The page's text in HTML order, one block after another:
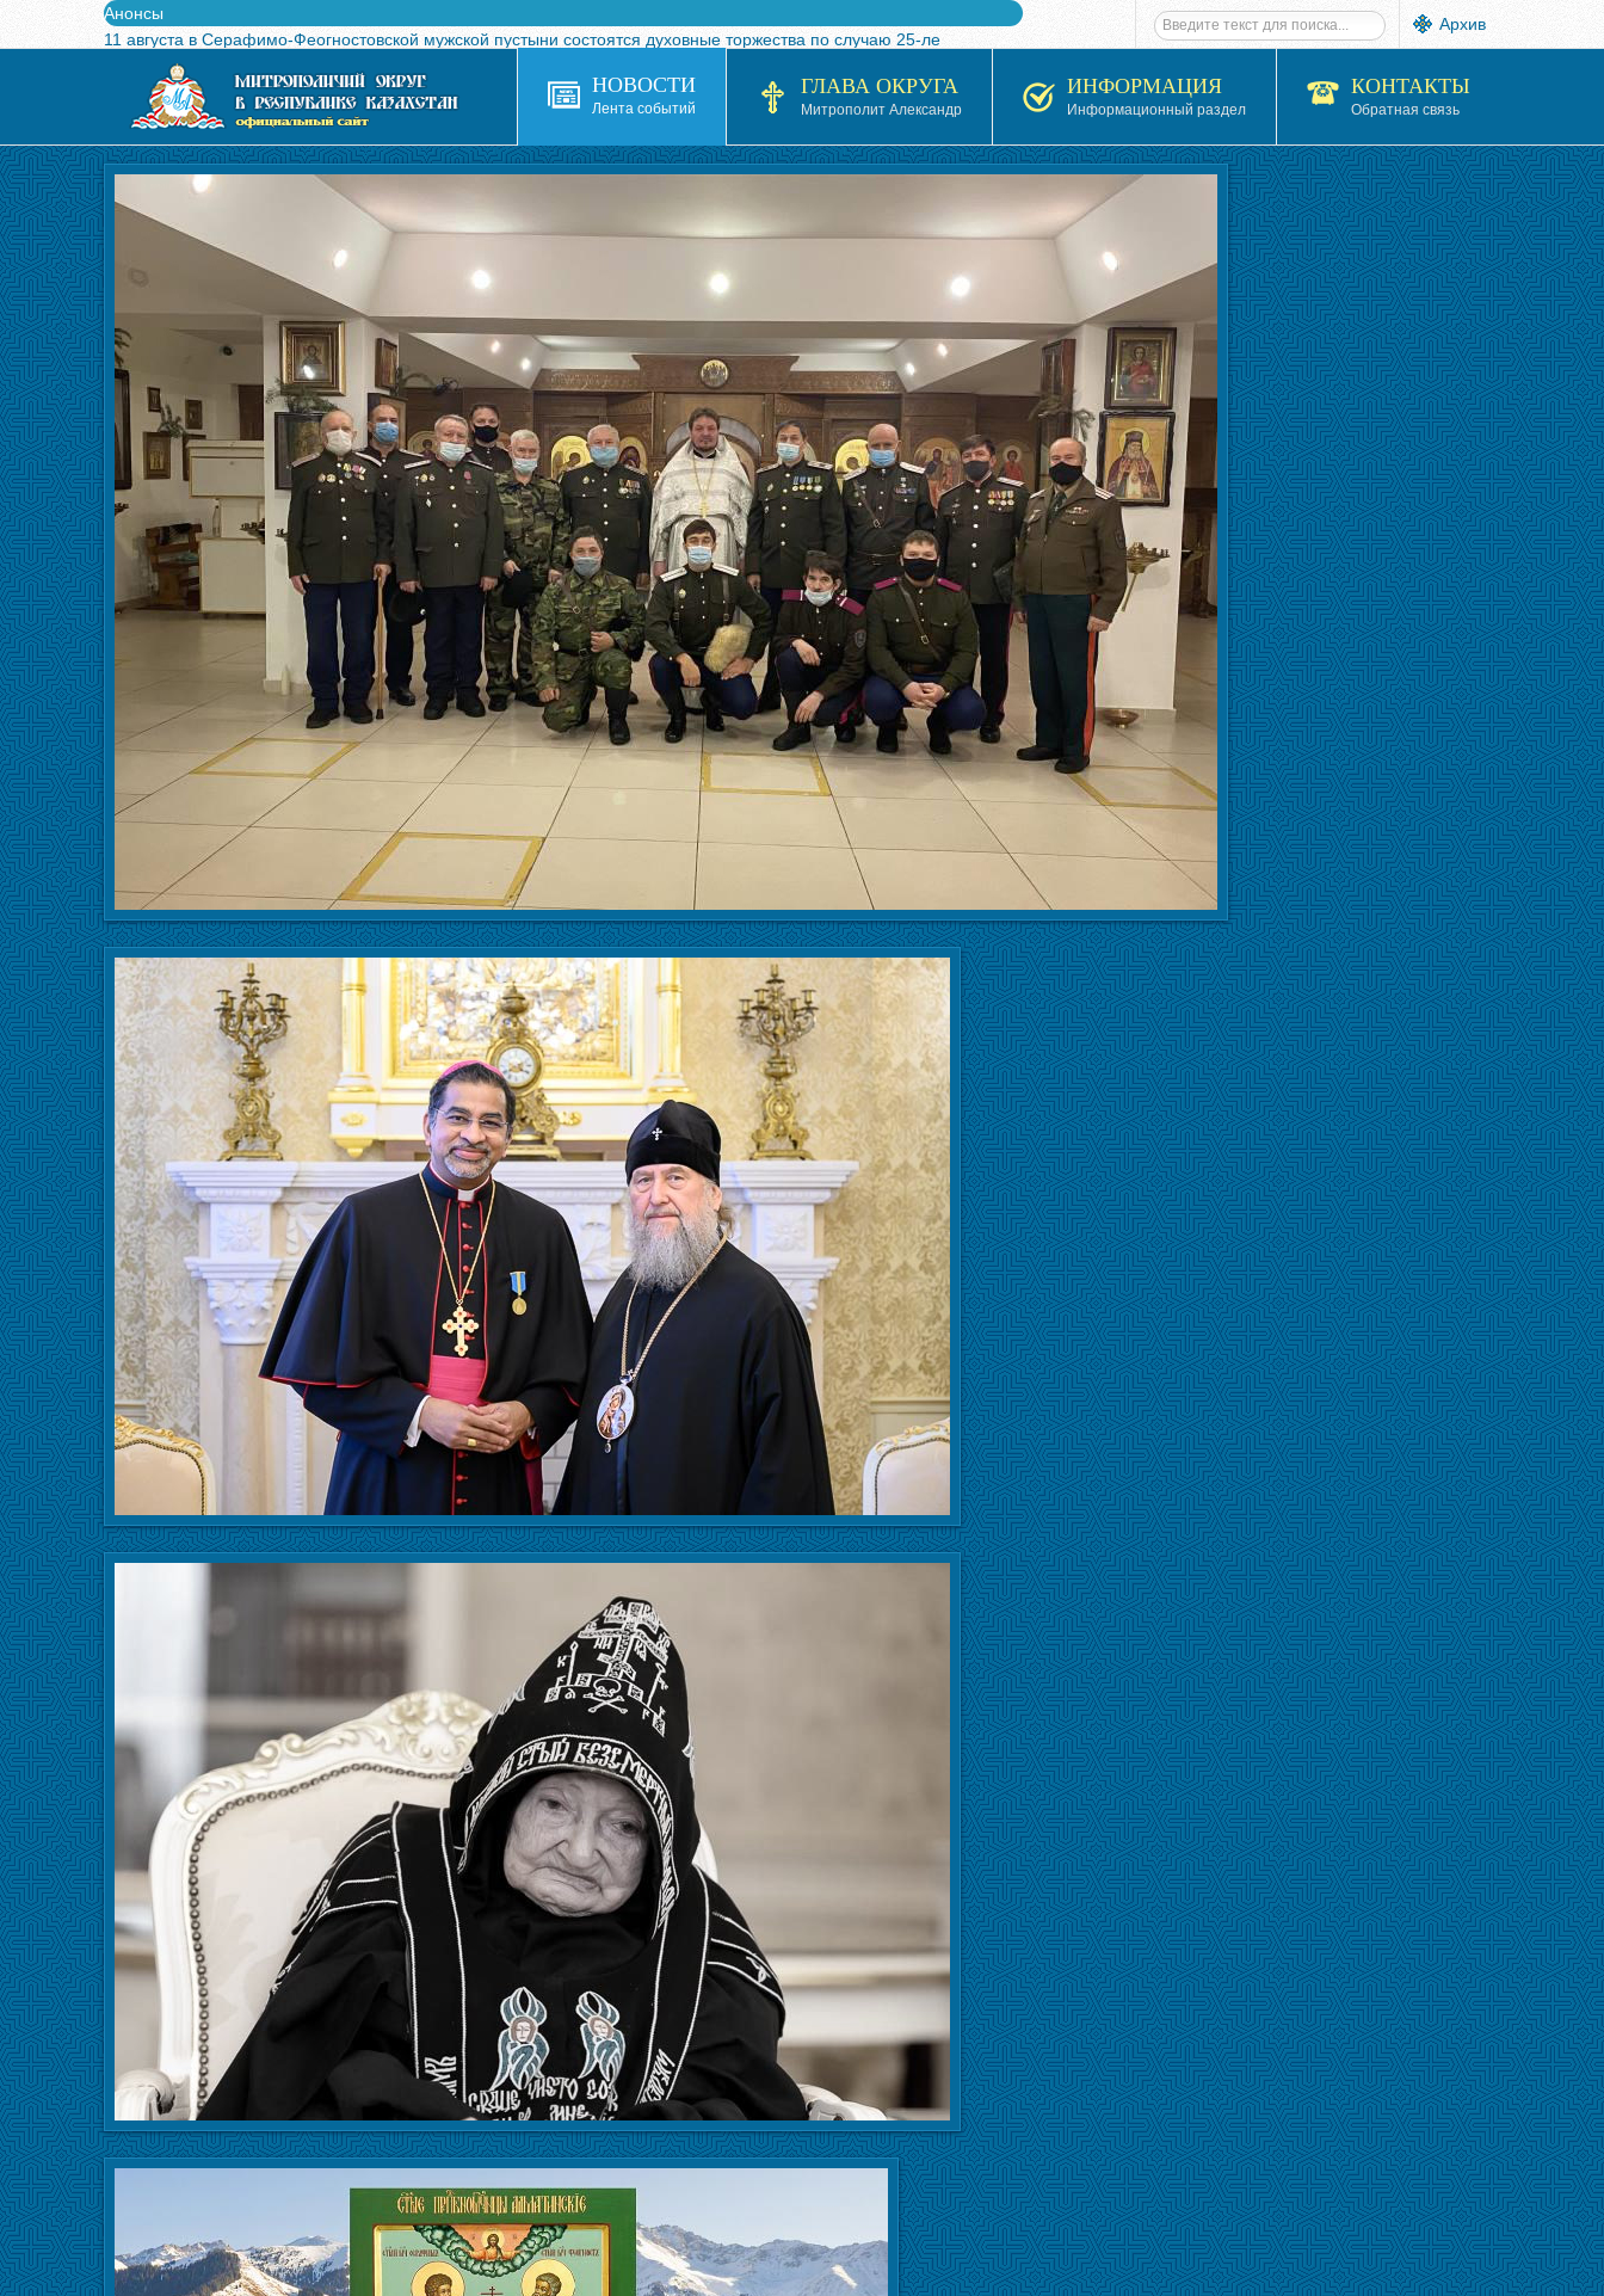
Анонсы
11 августа в Серафимо-Феогностовской мужской пустыни состоятся духовные торжества по случаю 25-ле
Выпущен в свет буклет о проведении Международного турнира по волейболу, посвященного 25-летию обр
Вышел в свет новый номер журнала «Свет Православия в Казахстане»
Вышла в свет монография «Управляющие Алма-Атинской епархией Русской Православной Церкви в 1927–19
Алма-Атинская духовная семинария объявляет прием документов на 2026-2027 учебный год
Архив
НОВОСТИ
Лента событий
ГЛАВА ОКРУГА
Митрополит Александр
ИНФОРМАЦИЯ
Информационный раздел
КОНТАКТЫ
Обратная связь